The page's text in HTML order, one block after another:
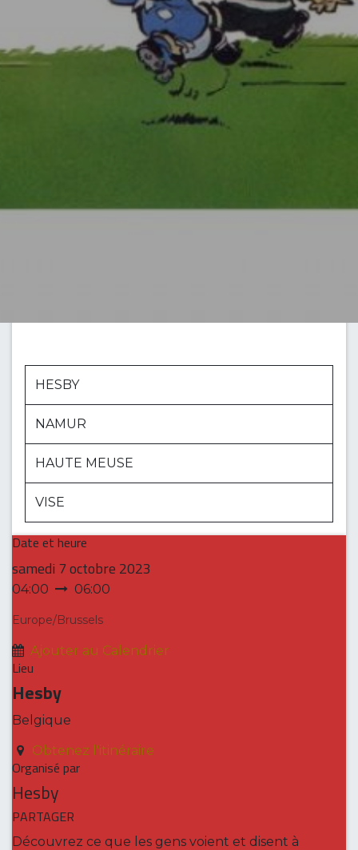
HESBY
NAMUR
HAUTE MEUSE
VISE
Date et heure
samedi 7 octobre 2023
04:00 06:00
Europe/Brussels
Ajouter au Calendrier
Lieu
Hesby
Belgique
Obtenez l'itinéraire
Organisé par
Hesby
PARTAGER
Découvrez ce que les gens voient et disent à